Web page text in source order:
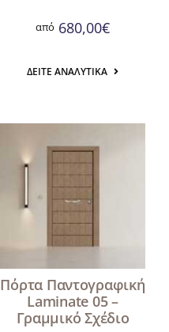
από 680,00€
ΔΕΊΤΕ ΑΝΑΛΥΤΙΚΆ
Πόρτα Παντογραφική
Laminate 05 –
Γραμμικό Σχέδιο